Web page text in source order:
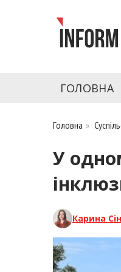
Запоріжжя
ГОЛОВНА
Головна »
У
Карина